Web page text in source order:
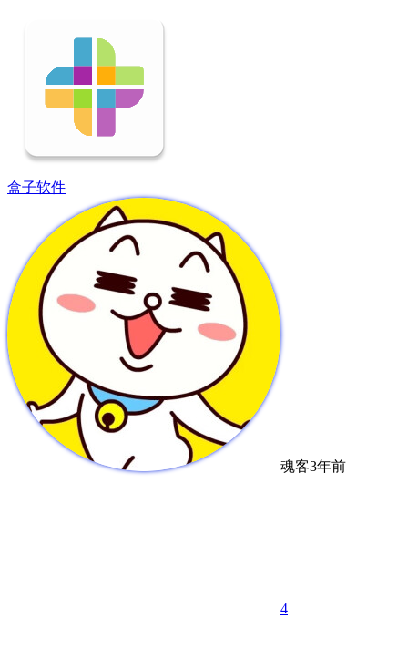
盒子软件
魂客3年前
4